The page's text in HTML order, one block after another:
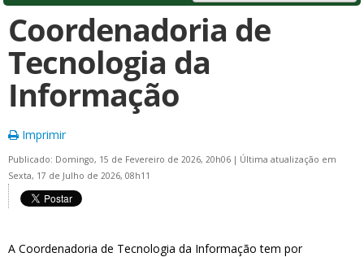
Coordenadoria de
Tecnologia da
Informação
Imprimir
Publicado: Domingo, 15 de Fevereiro de 2026, 20h06 | Última atualização em
Sexta, 17 de Julho de 2026, 08h11
A Coordenadoria de Tecnologia da Informação tem por